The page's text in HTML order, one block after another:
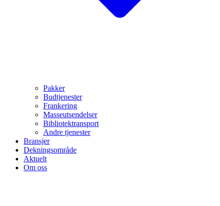
Pakker
Budtjenester
Frankering
Masseutsendelser
Bibliotektransport
Andre tjenester
Bransjer
Dekningsområde
Aktuelt
Om oss